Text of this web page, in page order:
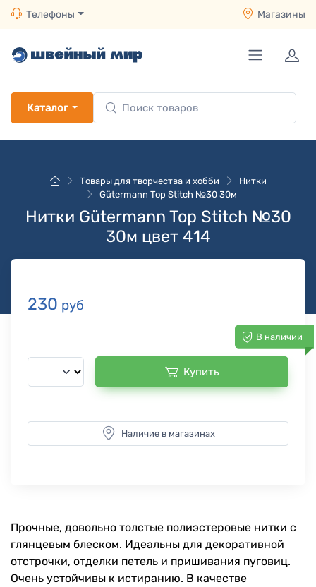
Телефоны Магазины
Каталог
Товары для творчества и хобби
Нитки
Gütermann Top Stitch №30 30м
Нитки Gütermann Top Stitch №30
30м цвет 414
230 руб
В наличии
Купить
Наличие в магазинах
Прочные, довольно толстые полиэстеровые нитки с
глянцевым блеском. Идеальны для декоративной
отстрочки, отделки петель и пришивания пуговиц.
Очень устойчивы к истиранию. В качестве